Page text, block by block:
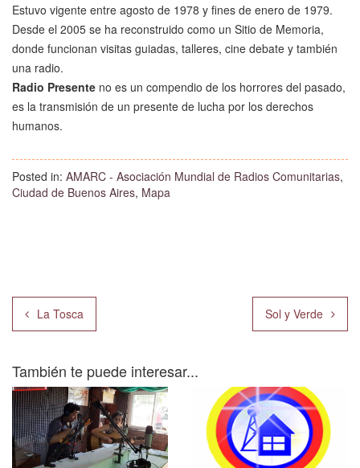
Estuvo vigente entre agosto de 1978 y fines de enero de 1979.
Desde el 2005 se ha reconstruido como un Sitio de Memoria,
donde funcionan visitas guiadas, talleres, cine debate y también
una radio.
Radio Presente no es un compendio de los horrores del pasado,
es la transmisión de un presente de lucha por los derechos
humanos.
Posted in: AMARC - Asociación Mundial de Radios Comunitarias,
Ciudad de Buenos Aires, Mapa
Navegación
de
entradas
La Tosca Sol y Verde
También te puede interesar...